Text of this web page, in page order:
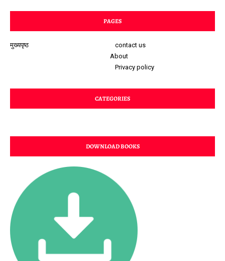
PAGES
मुख्यपृष्ठ
contact us
About
Privacy policy
CATEGORIES
DOWNLOAD BOOKS